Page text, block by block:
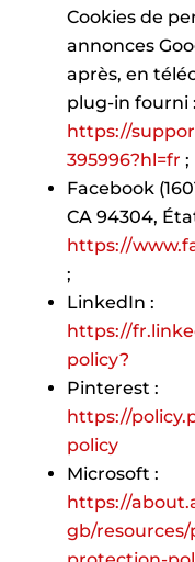
Cookies de
annonces
après, en
plug-in fourni :
https://
395996?hl=fr ;
Facebook
CA 94304,
https://
;
LinkedIn :
https://
policy?
Pinterest :
https://
policy
Microsoft :
https://
gb/